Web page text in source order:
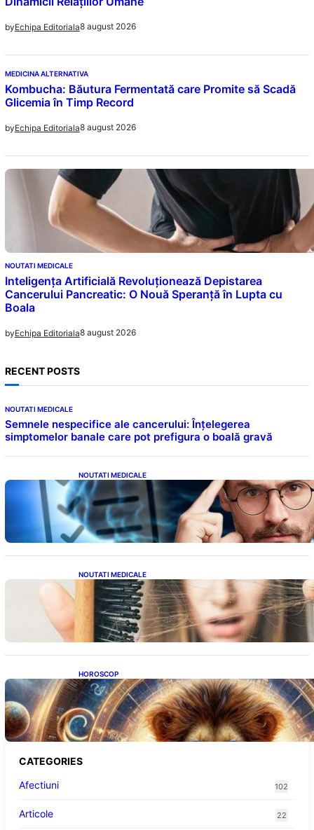
byEchipa Editoriala8 august 2026
MEDICINA ALTERNATIVA
Kombucha: Băutura Fermentată care Promite să Scadă
Glicemia în Timp Record
byEchipa Editoriala8 august 2026
NOUTATI MEDICALE
Inteligența Artificială Revoluționează Depistarea
Cancerului Pancreatic: O Nouă Speranță în Lupta cu
Boala
byEchipa Editoriala8 august 2026
RECENT POSTS
NOUTATI MEDICALE
Semnele nespecifice ale cancerului: Înțelegerea
simptomelor banale care pot prefigura o boală gravă
NOUTATI MEDICALE
Inteligența dincolo de note: Semnele unui IQ
ridicat care nu țin de școală
NOUTATI MEDICALE
Semnele unei deficiențe de proteine:
Impactul asupra sănătății tale
HOROSCOP
Portalul Leului 8/8: Oportunități de
Abundență pentru Cinci Zodii în 2026
CATEGORIES
Afectiuni
102
Articole 22